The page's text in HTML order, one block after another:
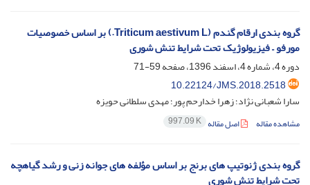
گروه ‏بندی ارقام گندم (Triticum aestivum L.) بر اساس خصوصیات
مورفو – فیزیولوژیک تحت شرایط تنش شوری
دوره 4، شماره 4، اسفند 1396، صفحه
59-71
10.22124/JMS.2018.2518
سارا شعبانی نژاد؛ زهرا خدارحم پور؛ مهدی سلطانی حویزه
مشاهده مقاله اصل مقاله 997.09 K
گروه ‏بندی ژنوتیپ ‏های برنج بر اساس مؤلفه‏ های جوانه‏ زنی و رشد گیاهچه
تحت شرایط تنش شوری